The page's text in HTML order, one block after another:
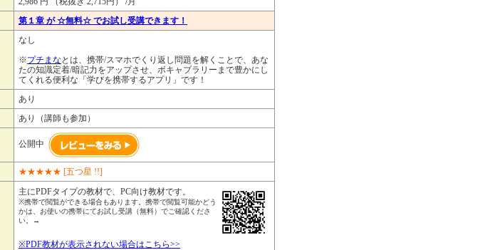
第１章 が ☆無料☆ でお試し受講できます！
なし
※プチまな とは、携帯/スマホでくり返し問題を解くことで、あな
たの知識定着/暗記力をアップさせ、ボキャブラリーまで豊かにし
てくれる便利な「学びを携帯するアプリ」です！
あり
あり（講師も参加）
公開中
★★★★★ [五つ星 !!]
主にPDFタイプの教材で、PC向け教材です。
※携帯で閲覧ができる場合もあります。携帯で閲覧可能かどう
かは、お使いの携帯にてお試し受講（無料）でご確認くださ
い。→
※PDF教材が表示されない場合はこちら>>